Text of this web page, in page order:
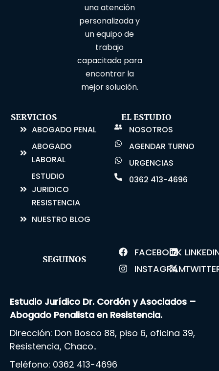
una atención
personalizada y
un equipo de
trabajo
capacitado para
encontrar la
mejor solución.
SERVICIOS
ABOGADO PENAL
ABOGADO
LABORAL
ESTUDIO
JURIDICO
RESISTENCIA
NUESTRO BLOG
EL ESTUDIO
NOSOTROS
AGENDAR TURNO
URGENCIAS
0362 413-4696
SEGUINOS
FACEBOOK
INSTAGRAM
Estudio Jurídico Dr. Cordón y Asociados –
Abogado Penalista en Resistencia.
Dirección: Don Bosco 88, piso 6, oficina 39,
Resistencia, Chaco..
Teléfono: 0362 413-4696